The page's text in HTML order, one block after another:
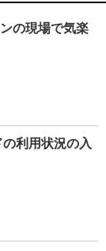
の現場で気楽
利用状況の入